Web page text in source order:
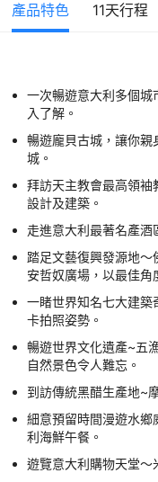
產品特色 11天行程
一次暢遊意大利多個城
入了解。
暢遊龐貝古城，讓你親
城。
拜訪天主教會最高領袖
設計及建築。
走進意大利最著名產酒
踏足文藝復興發源地
安哲奴廣場，以最佳角
一睹世界知名七大建築
卡拍照姿勢。
暢遊世界文化遺產~五
自然景色令人難忘。
到訪傳統黑醋生產地~
細意預留時間漫遊水鄉
利海鮮午餐。
遊覽意大利購物天堂～